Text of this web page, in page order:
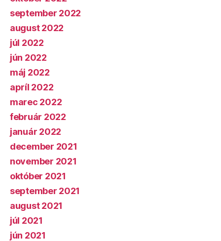
september 2022
august 2022
júl 2022
jún 2022
máj 2022
apríl 2022
marec 2022
február 2022
január 2022
december 2021
november 2021
október 2021
september 2021
august 2021
júl 2021
jún 2021